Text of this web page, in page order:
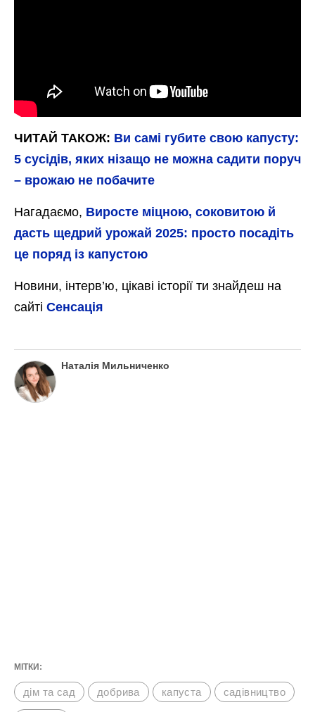
ЧИТАЙ ТАКОЖ: Ви самі губите свою капусту:
5 сусідів, яких нізащо не можна садити поруч
– врожаю не побачите
Нагадаємо, Виросте міцною, соковитою й
дасть щедрий урожай 2025: просто посадіть
це поряд із капустою
Новини, інтерв’ю, цікаві історії ти знайдеш на
сайті Сенсація
Наталія Мильниченко
МІТКИ:
дім та сад добрива капуста садівництво